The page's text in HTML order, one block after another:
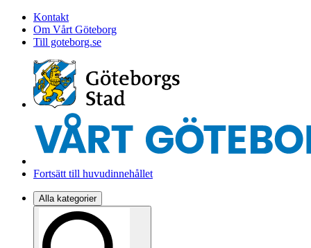
Kontakt
Om Vårt Göteborg
Till goteborg.se
Fortsätt till huvudinnehållet
Alla kategorier